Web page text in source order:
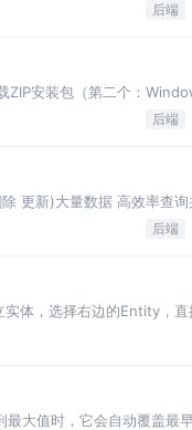
后端
安装包（第二个：
后端
更新)大量数据 高效率查询
后端
体，选择右边的Entity，直
大值时，它会自动覆盖最